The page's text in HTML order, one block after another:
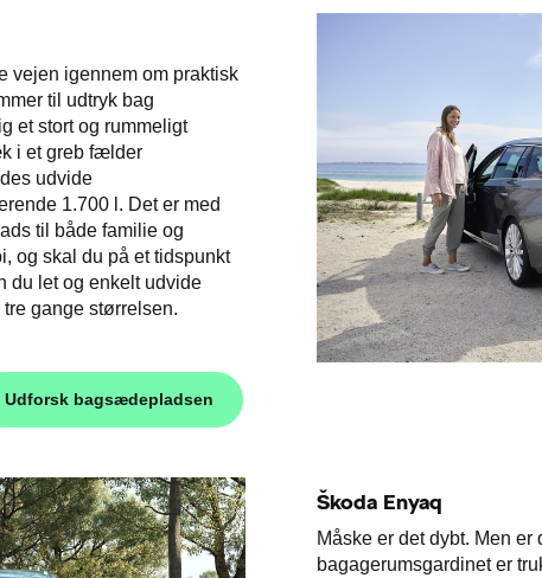
vejen igennem om praktisk
til udtryk bag
et stort og rummeligt
i et greb fælder
udvide
1.700 l. Det er med
til både familie og
og skal du på et tidspunkt
du let og enkelt udvide
gange størrelsen.
Udforsk bagsædepladsen
Škoda Enyaq
Måske er det dybt. Men
bagagerumsgardinet er